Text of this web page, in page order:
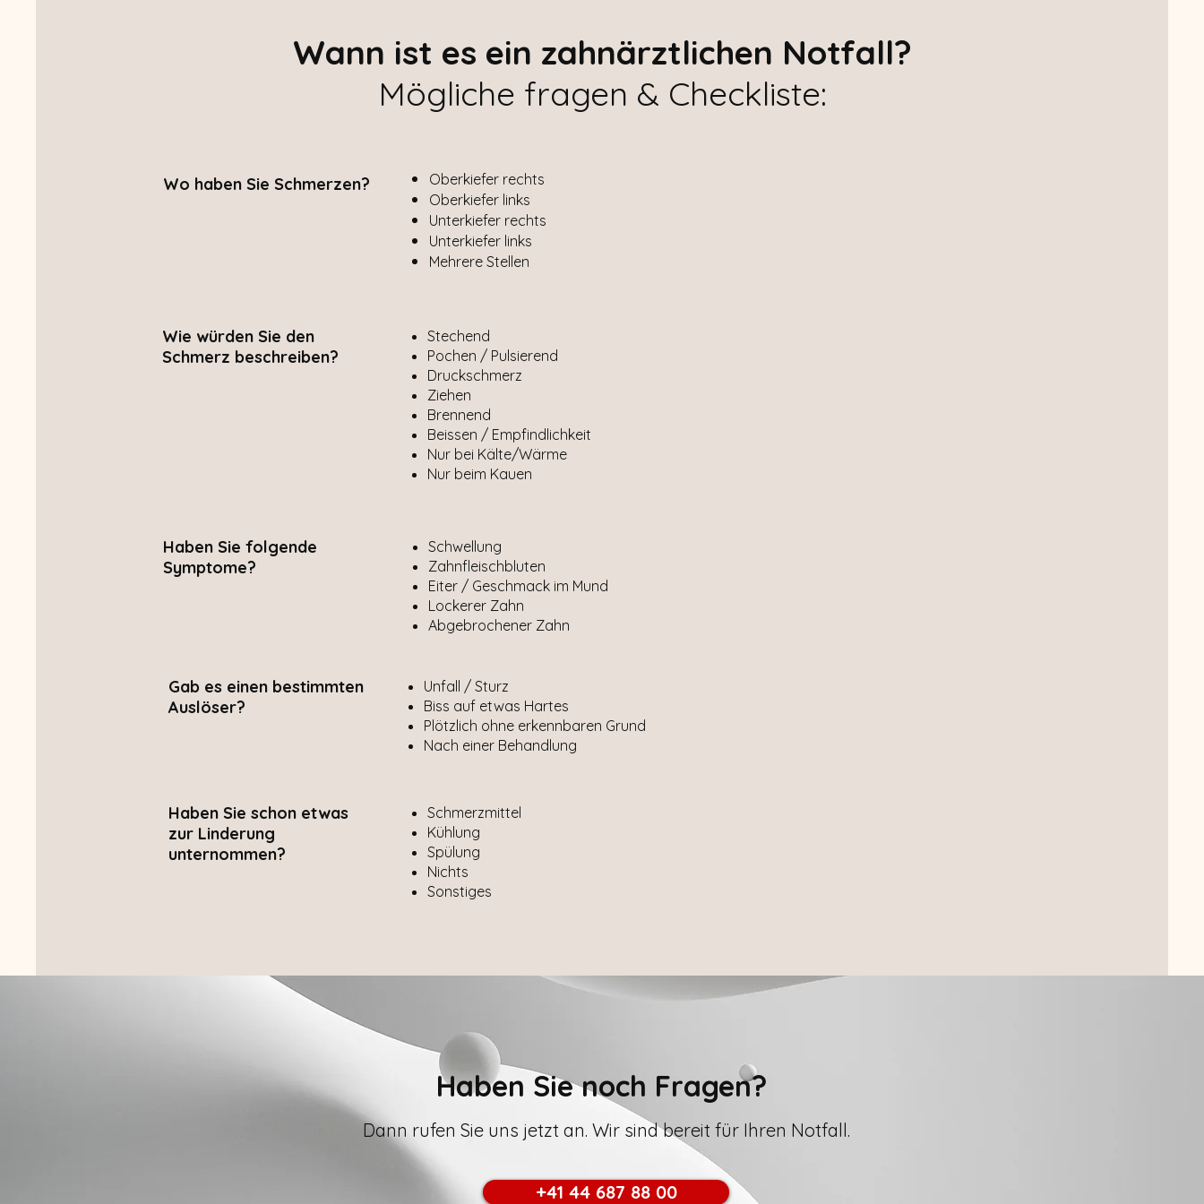
Wann ist es ein zahnärztlichen Notfall?
Mögliche fragen & Checkliste:
Wo haben Sie Schmerzen?
Oberkiefer rechts
Oberkiefer links
Unterkiefer rechts
Unterkiefer links
Mehrere Stellen
Wie würden Sie den
Schmerz beschreiben?
Stechend
Pochen / Pulsierend
Druckschmerz
Ziehen
Brennend
Beissen / Empfindlichkeit
Nur bei Kälte/Wärme
Nur beim Kauen
Haben Sie folgende
Symptome?
Schwellung
Zahnfleischbluten
Eiter / Geschmack im Mund
Lockerer Zahn
Abgebrochener Zahn
Gab es einen bestimmten
Auslöser?
Unfall / Sturz
Biss auf etwas Hartes
Plötzlich ohne erkennbaren Grund
Nach einer Behandlung
Haben Sie schon etwas
zur Linderung
unternommen?
Schmerzmittel
Kühlung
Spülung
Nichts
Sonstiges
Haben Sie noch Fragen?
Dann rufen Sie uns jetzt an. Wir sind bereit für Ihren Notfall.
+41 44 687 88 00